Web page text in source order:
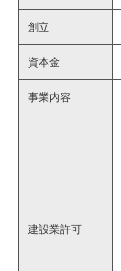
創立
資本金
事業内容
建設業許可